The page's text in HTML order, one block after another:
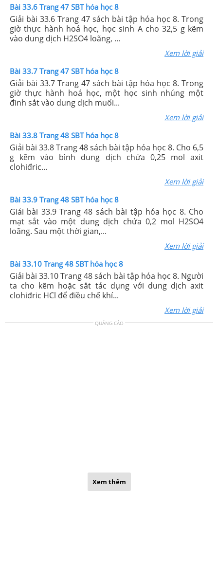
Bài 33.6 Trang 47 SBT hóa học 8
Giải bài 33.6 Trang 47 sách bài tập hóa học 8. Trong
giờ thực hành hoá học, học sinh A cho 32,5 g kẽm
vào dung dịch H2SO4 loãng, ...
Xem lời giải
Bài 33.7 Trang 47 SBT hóa học 8
Giải bài 33.7 Trang 47 sách bài tập hóa học 8. Trong
giờ thực hành hoá học, một học sinh nhúng một
đinh sắt vào dung dịch muối...
Xem lời giải
Bài 33.8 Trang 48 SBT hóa học 8
Giải bài 33.8 Trang 48 sách bài tập hóa học 8. Cho 6,5
g kẽm vào bình dung dịch chứa 0,25 mol axit
clohiđric...
Xem lời giải
Bài 33.9 Trang 48 SBT hóa học 8
Giải bài 33.9 Trang 48 sách bài tập hóa học 8. Cho
mạt sắt vào một dung dịch chứa 0,2 mol H2SO4
loãng. Sau một thời gian,...
Xem lời giải
Bài 33.10 Trang 48 SBT hóa học 8
Giải bài 33.10 Trang 48 sách bài tập hóa học 8. Người
ta cho kẽm hoặc sắt tác dụng với dung dịch axit
clohiđric HCl để điều chế khí...
Xem lời giải
QUẢNG CÁO
Xem thêm